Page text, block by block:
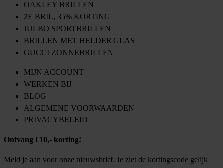
OAKLEY BRILLEN
2E BRIL, 35% KORTING
JULBO SPORTBRILLEN
BRILLEN MET HELDER GLAS
GUCCI ZONNEBRILLEN
MIJN ACCOUNT
WERKEN BIJ
BLOG
ALGEMENE VOORWAARDEN
PRIVACYBELEID
Ontvang €10,- korting!
Meld je aan voor onze nieuwsbrief. Je ziet de kortingscode gelijk